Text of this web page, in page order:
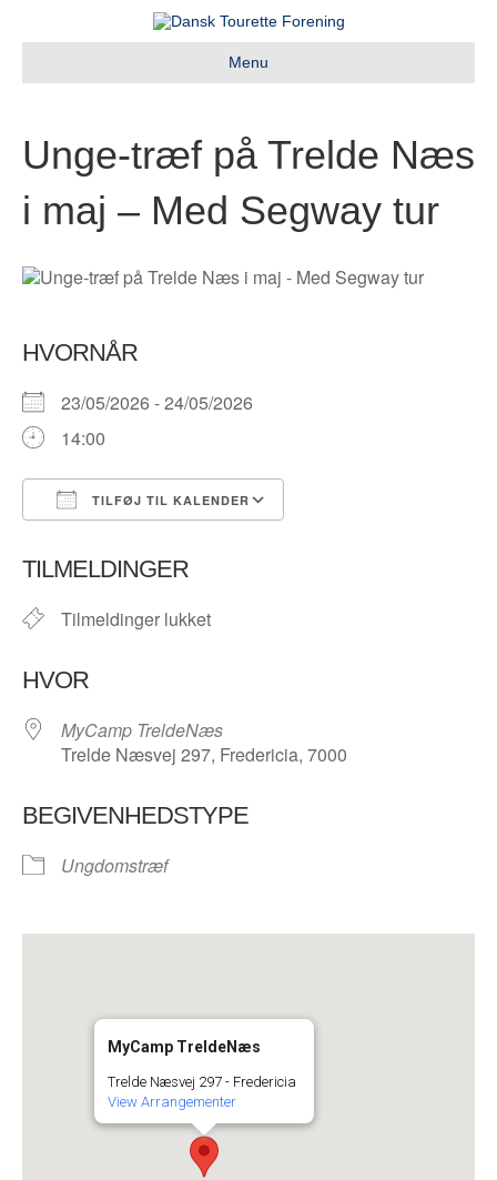
Menu
Unge-træf på Trelde Næs
i maj – Med Segway tur
HVORNÅR
23/05/2026 - 24/05/2026
14:00
TILFØJ TIL KALENDER
TILMELDINGER
Tilmeldinger lukket
HVOR
MyCamp TreldeNæs
Trelde Næsvej 297, Fredericia, 7000
BEGIVENHEDSTYPE
Ungdomstræf
MyCamp TreldeNæs
Trelde Næsvej 297 - Fredericia
View Arrangementer